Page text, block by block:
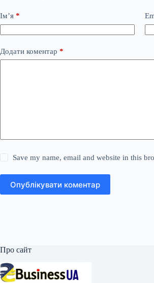
Ім’я *
Додати коментар *
Save my name, email and website in this
Опублікувати коментар
Про сайт